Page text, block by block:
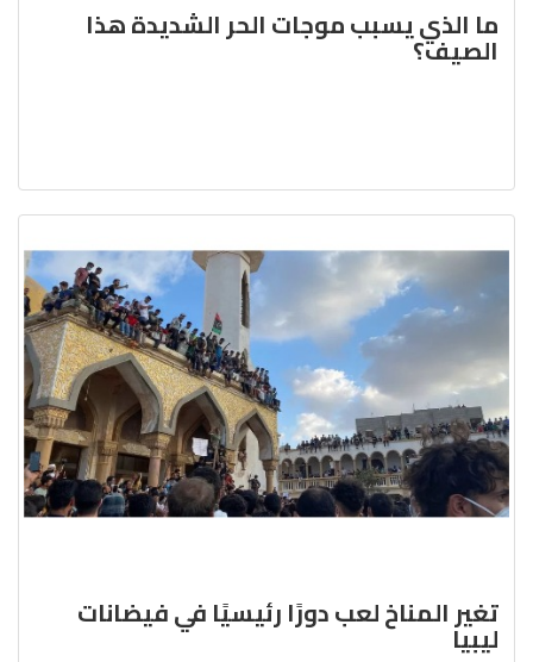
ما الذي يسبب موجات الحر الشديدة هذا
الصيف؟
تغير المناخ لعب دورًا رئيسيًا في فيضانات
ليبيا